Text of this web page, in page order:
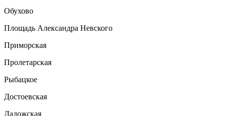
Обухово
Площадь Александра Невского
Приморская
Пролетарская
Рыбацкое
Достоевская
Ладожская